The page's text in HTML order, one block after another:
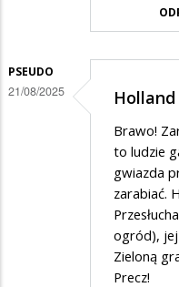
PSEUDO
21/08/2025 Holland
Brawo!
to ludzie
gwiazda
zarabiać.
ogród),
Zieloną
Precz!